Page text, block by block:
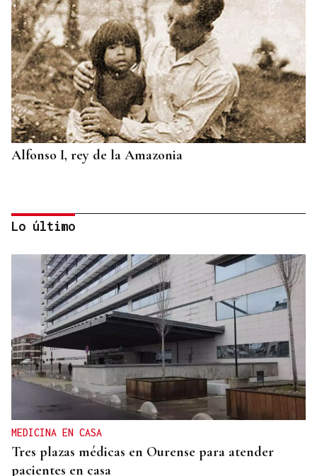
Alfonso I, rey de la Amazonia
BIOGRAFÍAS
Jesusa Prado López, la fuerza ourensana que
iluminó La Habana
Lo último
MEDICINA EN CASA
Tres plazas médicas en Ourense para atender
pacientes en casa